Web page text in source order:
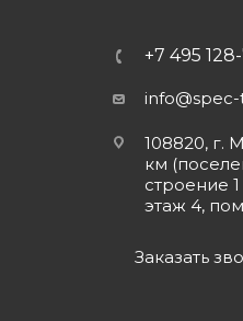
+7 495
108820, г.
км
строение
этаж 4,
Заказать